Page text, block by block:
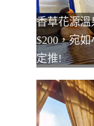
香草花源
$200，宛
定推!